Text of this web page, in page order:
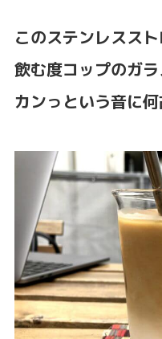
このステンレスス
飲む度コップのガ
カンっという音に